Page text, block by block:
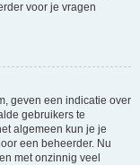
voor je vragen
geven een indicatie over
gebruikers te
algemeen kun je je
een beheerder. Nu
met onzinnig veel